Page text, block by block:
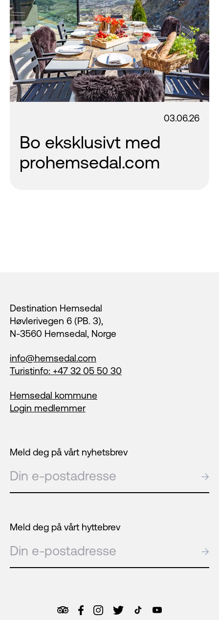
03.06.26
Bo eksklusivt med
prohemsedal.com
Destination Hemsedal
Høvlerivegen 6 (PB. 3),
N-3560 Hemsedal, Norge
info@hemsedal.com
Turistinfo: +47 32 05 50 30
Hemsedal kommune
Login medlemmer
Meld deg på vårt nyhetsbrev
E-post →
Meld deg på vårt hyttebrev
E-post →